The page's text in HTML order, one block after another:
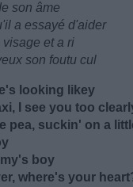
son âme
a essayé d'aider
visage et a ri
son foutu cul
looking likey
I see you too
pea, suckin' on a
boy
where's your